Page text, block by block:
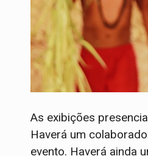
As exibições
Haverá um
evento. Haverá ainda